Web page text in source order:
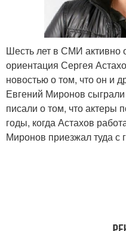
Шесть лет в СМИ активно
ориентация Сергея
новостью о том, что он и
Евгений Миронов
писали о том, что актеры
годы, когда Астахов
Миронов приезжал туда с